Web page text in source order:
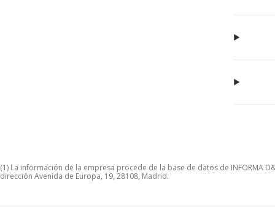
(1) La información de la empresa procede de la base de datos de INFORMA
dirección Avenida de Europa, 19, 28108, Madrid.